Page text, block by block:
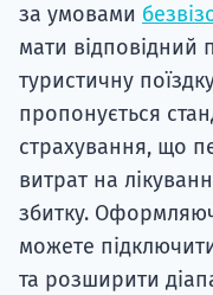
за умовами
мати відповідний
туристичну
пропонується
страхування, що
витрат на
збитку.
можете
та розширити